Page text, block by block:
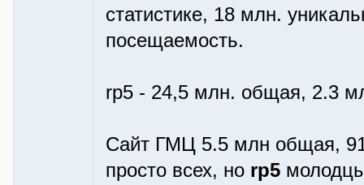
статистике, 18 млн.
посещаемость.
rp5 - 24,5 млн. общая, 2.3
Сайт ГМЦ 5.5 млн общая,
просто всех, но rp5